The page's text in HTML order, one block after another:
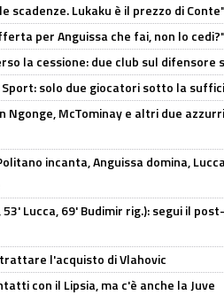
scadenze. Lukaku è il prezzo di Conte"
per Anguissa che fai, non lo cedi?"
la cessione: due club sul difensore
Sport: solo due giocatori sotto la
Ngonge, McTominay e altri due
incanta, Anguissa domina,
Lucca, 69' Budimir rig.): segui il
l'acquisto di Vlahovic
con il Lipsia, ma c'è anche la Juve